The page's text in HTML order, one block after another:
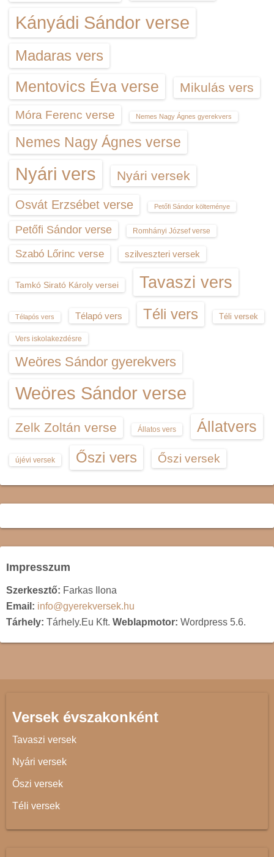
Kányádi Sándor verse
Madaras vers
Mentovics Éva verse Mikulás vers
Móra Ferenc verse Nemes Nagy Ágnes gyerekvers
Nemes Nagy Ágnes verse
Nyári vers Nyári versek
Osvát Erzsébet verse Petőfi Sándor költeménye
Petőfi Sándor verse Romhányi József verse
Szabó Lőrinc verse szilveszteri versek
Tamkó Sirató Károly versei Tavaszi vers
Télapós vers Télapó vers Téli vers Téli versek
Vers iskolakezdésre
Weöres Sándor gyerekvers
Weöres Sándor verse
Zelk Zoltán verse Állatos vers Állatvers
újévi versek Őszi vers Őszi versek
Impresszum
Szerkesztő: Farkas Ilona
Email: info@gyerekversek.hu
Tárhely: Tárhely.Eu Kft. Weblapmotor: Wordpress 5.6.
Versek évszakonként
Tavaszi versek
Nyári versek
Őszi versek
Téli versek